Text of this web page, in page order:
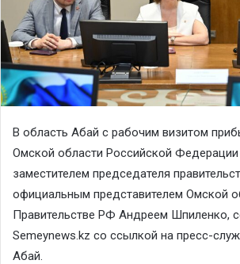
В область Абай с рабочим визитом
Омской области Российской Федерации
заместителем председателя
официальным представителем Омской
Правительстве РФ Андреем Шпиленко,
Semeynews.kz со ссылкой на пресс-
Абай.